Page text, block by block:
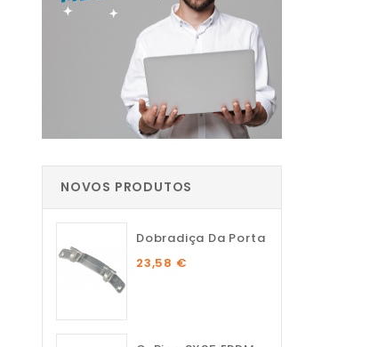
NOVOS PRODUTOS
Dobradiça Da Porta
23,58 €